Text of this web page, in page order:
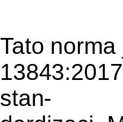
Tato
stan-